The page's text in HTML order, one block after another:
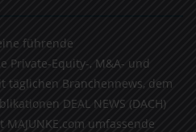
führende
Private-Equity-, M&A- und
täglichen Branchennews, dem
DEAL NEWS (DACH)
MAJUNKE.com umfassende